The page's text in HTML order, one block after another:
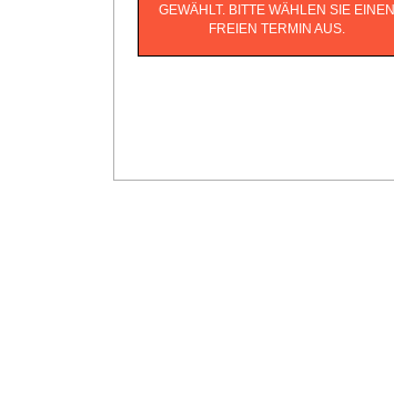
GEWÄHLT. BITTE WÄHLEN SIE EINEN
FREIEN TERMIN AUS.